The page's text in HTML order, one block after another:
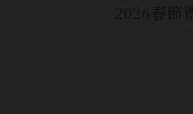
2026春節